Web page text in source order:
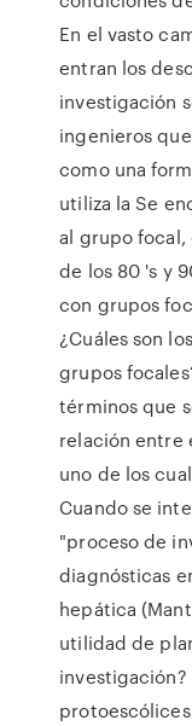
En el vasto
entran los
investigación
ingenieros
como una
utiliza la Se
al grupo focal,
de los 80 's y
con grupos
¿Cuáles son
grupos
términos que
relación entre
uno de los
Cuando se
"proceso de
diagnósticas
hepática
utilidad de